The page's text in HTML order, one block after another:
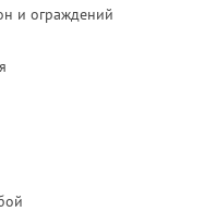
и ограждений